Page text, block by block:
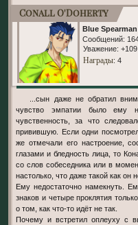
Conall O'Doherty
Blue
Сообщений:
Уважение: +109
Награды: 4
...сын даже не обратил внимания на потупившего взор старика -
чувство эмпатии было ему
чувственность, за что
привившую. Если одни
же отмечали его настроение,
глазами и бледность лица, то
со слов собеседника или в
настолько, что даже такой как он
Ему недостаточно намекнуть.
знаков и четыре проклятия
о том, как что-то идёт не так.
Почему и встретил оплеуху с